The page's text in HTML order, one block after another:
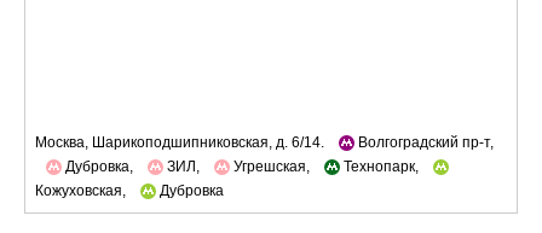
Москва, Шарикоподшипниковская, д. 6/14.
Волгоградский пр-т,
Дубровка,
ЗИЛ, Угрешская,
Технопарк,
Кожуховская,
Дубровка